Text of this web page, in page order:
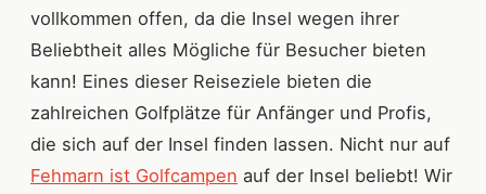
vollkommen offen, da die Insel wegen ihrer
Beliebtheit alles Mögliche für Besucher bieten
kann! Eines dieser Reiseziele bieten die
zahlreichen Golfplätze für Anfänger und Profis,
die sich auf der Insel finden lassen. Nicht nur auf
Fehmarn ist Golfcampen auf der Insel beliebt! Wir